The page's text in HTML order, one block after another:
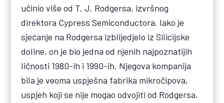
učinio više od T. J. Rodgersa, izvršnog
direktora Cypress Semiconductora. Iako je
sjećanje na Rodgersa izblijedjelo iz Silicijske
doline, on je bio jedna od njenih najpoznatijih
ličnosti 1980-ih i 1990-ih. Njegova kompanija
bila je veoma uspješna fabrika mikročipova,
uspjeh koji se nije mogao odvojiti od Rodgersa,